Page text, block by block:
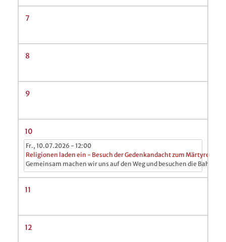
7
8
9
10
Fr., 10.07.2026 - 12:00
Religionen laden ein - Besuch der Gedenkandacht zum Märtyrertod
Gemeinsam machen wir uns auf den Weg und besuchen die Bahai-
11
12